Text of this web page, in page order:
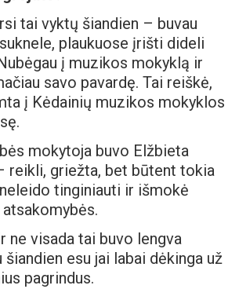
tai vyktų šiandien – buvau
plaukuose įrišti dideli
į muzikos mokyklą ir
savo pavardę. Tai reiškė,
į Kėdainių muzikos mokyklos
mokytoja buvo Elžbieta
reikli, griežta, bet būtent tokia
tinginiauti ir išmokė
ne visada tai buvo lengva
šiandien esu jai labai dėkinga už
pagrindus.